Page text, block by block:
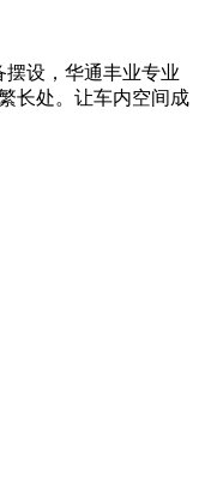
设，华通丰业专业
长处。让车内空间成